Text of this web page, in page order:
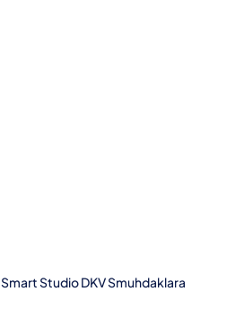
Smart Studio DKV Smuhdaklara